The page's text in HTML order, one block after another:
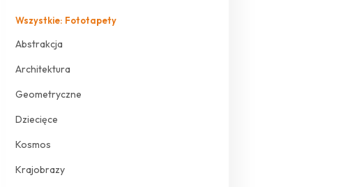
Wszystkie: Fototapety
Abstrakcja
Architektura
Geometryczne
Dziecięce
Kosmos
Krajobrazy